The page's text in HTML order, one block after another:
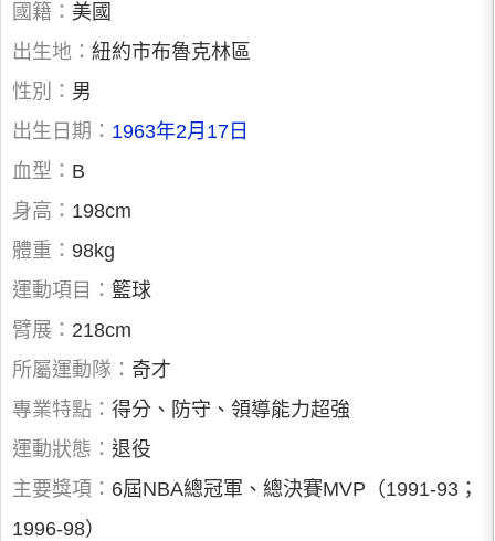
國籍： 美國
出生地： 紐約市布魯克林區
性別： 男
出生日期： 1963年2月17日
血型： B
身高： 198cm
體重： 98kg
運動項目： 籃球
臂展： 218cm
所屬運動隊： 奇才
專業特點： 得分、防守、領導能力超強
運動狀態： 退役
主要獎項： 6屆NBA總冠軍、總決賽MVP（1991-93；
1996-98）